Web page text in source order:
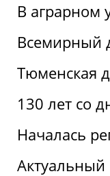
В аграрном
Всемирный
Тюменская
130 лет со
Началась
Актуальный